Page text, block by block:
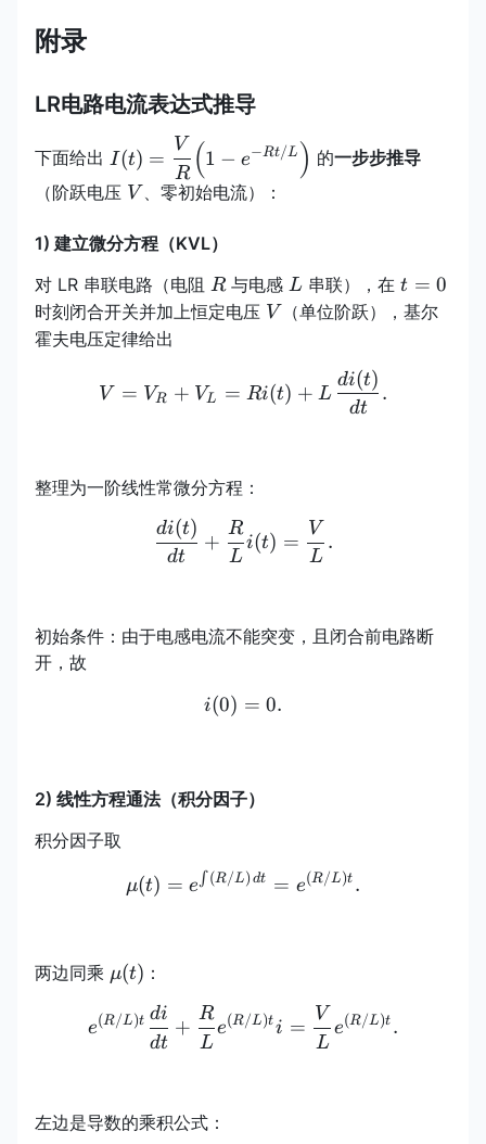
附录
LR电路电流表达式推导
下面给出 \displaystyle
I(t)=\frac{V}
{R}\!\left(1-
Rt/L}\right)
I(t) =
R
V (1 − e−Rt/L ) 的一步步推导
（阶跃电压 V
V 、零初始电流）：
1) 建立微分方程（KVL）
对 LR 串联电路（电阻 R
R与电感 L
L 串联），在t=0
t = 0
时刻闭合开关并加上恒定电压 V
V
（单位阶跃），基尔
霍夫电压定律给出
V = VR + VL = Ri(t) + L
dt
di(t)
.
整理为一阶线性常微分方程：
dt
di(t)
+
L
R
i(t) =
L
V
.
初始条件：由于电感电流不能突变，且闭合前电路断
开，故
i(0)=0.
i(0) = 0.
2) 线性方程通法（积分因子）
积分因子取
\mu(t)=e^{\int (R/
μ(t) = e ∫ (R/L) dt = e(R/L)t .
两边同乘 \mu(t)
μ(t) ：
e^{(R/
e(R/L)t
dt
di
+
L
R
e(R/L)ti =
L
V
e(R/L)t .
左边是导数的乘积公式：